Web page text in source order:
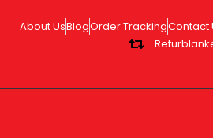
About UsBlogOrder TrackingContact